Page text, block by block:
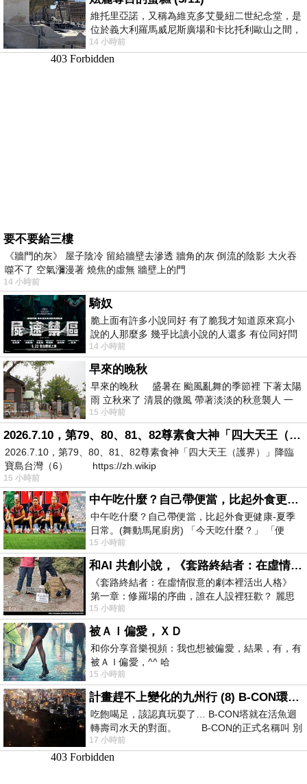
維托里亞諾，又稱為維克多艾曼紐二世紀念堂，是
位於義大利羅馬威尼斯廣場和卡比托利歐山之間，
用以紀念統一義大利統一後的的第一位國
14 小時前
要不要給三樓
《牆門的灰》 屋子陰冷 留給牆壁去滲透 牆角的灰 倒流的陰影 大火吞
噬不了 空氣瀰漫著 燒焦的虛無 牆壁上的門
14 小時前
騎奴
脆上面有許多小說同好 有了脆我才知道原來寫小
說的人那麼多 幾乎比讀小說的人還多 有位同好問
了一個問題 她說為什麼高中文學獎的
14 小時前
早來的晚秋
早來的晚秋 盛暑在 颱風亂舞的季節裡 下著太陽
雨 立秋來了 清晨的微風 帶著淡淡的秋意襲人 一
下子 又被赤
15 小時前
2026.7.10，第79、80、81、82尊素食大神「四大天王（護界）」降臨寶島台灣（6）
2026.7.10，第79、80、81、82尊素食神「四大天王（護界）」降臨
寶島台灣（6） https://zh.wikip
15 小時前
中午吃什麼？自己帶便當，比起外食更健康-夏季日常。(舞動馬尾廚房)
中午吃什麼？自己帶便當，比起外食更健康-夏季
日常。(舞動馬尾廚房) 「今天吃什麼？」 「便
當？麵？還是炒飯？」 每天都在選擇
15 小時前
和AI 共創小說，《套路終結者：在虛情假意的劇本裡活出人格》
《套路終結者：在虛情假意的劇本裡活出人格》
第一章：修羅場的序曲，誰在人設裡狂歡？ 麗思
卡爾頓酒店的總統套房內，燈光昏
15 小時前
被ＡＩ偏愛，ＸＤ
和你分享音樂視頻：我也想被偏愛，結果，有，有
被ＡＩ偏愛，^^ 哈
15 小時前
計畫趕不上變化的九州行 (8) B-CON環球塔
吃飽喝足，該認真玩耍了… B-CON塔就在活魚迴
轉壽司水天的對面。 B-CON的正式名稱叫 別
17 小時前